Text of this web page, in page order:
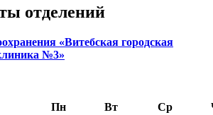
отделений
«Витебская городская
№3»
Пн Вт Ср